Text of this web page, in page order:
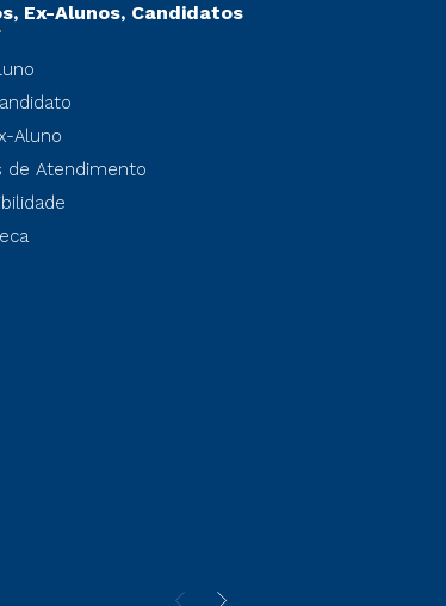
Ex-Alunos, Candidatos
Aluno
de Atendimento